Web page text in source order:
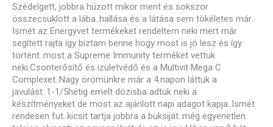
Szédelgett, jobbra húzott mikor ment és sokszor
összecsuklott a lába..hallása és a látása sem tökéletes már..
Ismét az Energyvet termékeket rendeltem neki mert már
segített rajta így bíztam benne hogy most is jó lesz és így
történt..most a Supreme Immunity terméket vettük
neki.Csonterősítő és izületvédő és a Multivit Mega C
Complexet..Nagy örömünkre már a 4.napon láttuk a
javulást..1-1/5hétig emelt dózisba adtuk neki a
készítményeket de most az ajánlott napi adagot kapja..Ismét
rendesen fut..kicsit tartja jobbra a buksiját..még egyenetlen